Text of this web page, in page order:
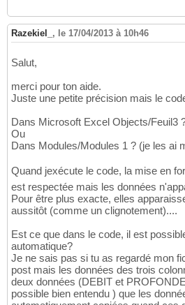
14
15
16
18
20
If ShT.Range(
            ShT.Range
End If
End Sub
Razekiel_ , le 17/04/2013 à 10h46
Salut,
merci pour ton aide.
Juste une petite précision mais le
Dans Microsoft Excel Objects/Feuil3
Ou
Dans Modules/Modules 1 ? (je les ai
Quand jexécute le code, la mise en
est respectée mais les données
Pour être plus exacte, elles
aussitôt (comme un clignotement)....
Est ce que dans le code, il est
automatique?
Je ne sais pas si tu as regardé mon
post mais les données des trois
deux données (DEBIT et
possible bien entendu ) que les